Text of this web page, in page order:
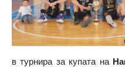
в турнира за купата на